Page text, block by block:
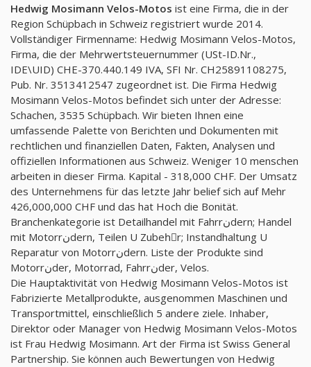
Hedwig Mosimann Velos-Motos ist eine Firma, die in der
Region Schüpbach in Schweiz registriert wurde 2014.
Vollständiger Firmenname: Hedwig Mosimann Velos-Motos,
Firma, die der Mehrwertsteuernummer (USt-ID.Nr.,
IDE\UID) CHE-370.440.149 IVA, SFI Nr. CH25891108275,
Pub. Nr. 3513412547 zugeordnet ist. Die Firma Hedwig
Mosimann Velos-Motos befindet sich unter der Adresse:
Schachen, 3535 Schüpbach. Wir bieten Ihnen eine
umfassende Palette von Berichten und Dokumenten mit
rechtlichen und finanziellen Daten, Fakten, Analysen und
offiziellen Informationen aus Schweiz. Weniger 10 menschen
arbeiten in dieser Firma. Kapital - 318,000 CHF. Der Umsatz
des Unternehmens für das letzte Jahr belief sich auf Mehr
426,000,000 CHF und das hat Hoch die Bonität.
Branchenkategorie ist Detailhandel mit Fahrrنdern; Handel
mit Motorrنdern, Teilen U Zubehِr; Instandhaltung U
Reparatur von Motorrنdern. Liste der Produkte sind
Motorrنder, Motorrad, Fahrrنder, Velos.
Die Hauptaktivität von Hedwig Mosimann Velos-Motos ist
Fabrizierte Metallprodukte, ausgenommen Maschinen und
Transportmittel, einschließlich 5 andere ziele. Inhaber,
Direktor oder Manager von Hedwig Mosimann Velos-Motos
ist Frau Hedwig Mosimann. Art der Firma ist Swiss General
Partnership. Sie können auch Bewertungen von Hedwig